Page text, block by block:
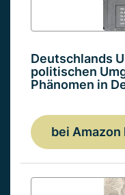
Deutschlands
politischen
Phänomen in
bei Amazon